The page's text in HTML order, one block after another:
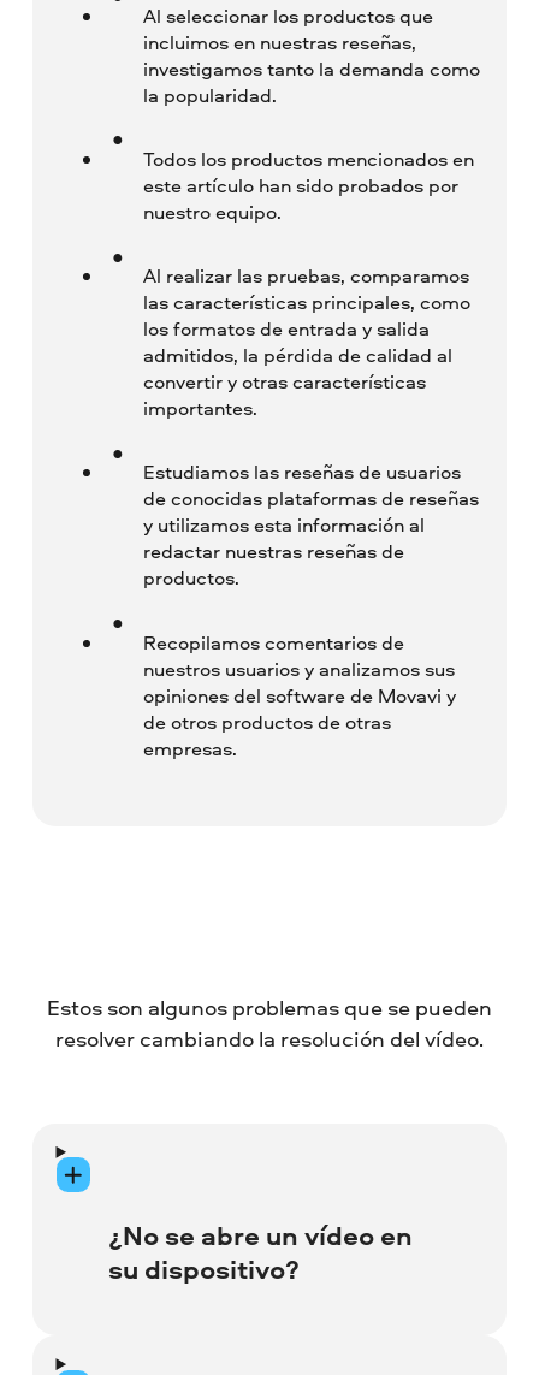
Al seleccionar los productos que
incluimos en nuestras reseñas,
investigamos tanto la demanda como
la popularidad.
Todos los productos mencionados en
este artículo han sido probados por
nuestro equipo.
Al realizar las pruebas, comparamos
las características principales, como
los formatos de entrada y salida
admitidos, la pérdida de calidad al
convertir y otras características
importantes.
Estudiamos las reseñas de usuarios
de conocidas plataformas de reseñas
y utilizamos esta información al
redactar nuestras reseñas de
productos.
Recopilamos comentarios de
nuestros usuarios y analizamos sus
opiniones del software de Movavi y
de otros productos de otras
empresas.
Estos son algunos problemas que se pueden
resolver cambiando la resolución del vídeo.
¿No se abre un vídeo en
su dispositivo?